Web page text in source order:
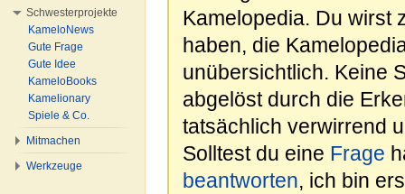
Kamelopedia. Du wirst
haben, die
unübersichtlich. Keine
abgelöst durch die
tatsächlich verwirrend
Solltest du eine Frage
beantworten, ich bin
Schwesterprojekte
KameloNews
Gute Frage
Gute Idee
KameloBooks
Kamelionary
Spiele & Co.
Mitmachen
Werkzeuge